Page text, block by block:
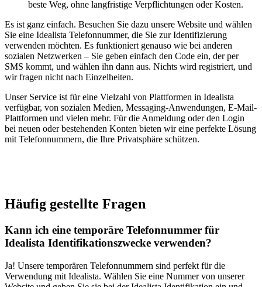
beste Weg, ohne langfristige Verpflichtungen oder Kosten.
Es ist ganz einfach. Besuchen Sie dazu unsere Website und wählen
Sie eine Idealista Telefonnummer, die Sie zur Identifizierung
verwenden möchten. Es funktioniert genauso wie bei anderen
sozialen Netzwerken – Sie geben einfach den Code ein, der per
SMS kommt, und wählen ihn dann aus. Nichts wird registriert, und
wir fragen nicht nach Einzelheiten.
Unser Service ist für eine Vielzahl von Plattformen in Idealista
verfügbar, von sozialen Medien, Messaging-Anwendungen, E-Mail-
Plattformen und vielen mehr. Für die Anmeldung oder den Login
bei neuen oder bestehenden Konten bieten wir eine perfekte Lösung
mit Telefonnummern, die Ihre Privatsphäre schützen.
Häufig gestellte Fragen
Kann ich eine temporäre Telefonnummer für
Idealista Identifikationszwecke verwenden?
Ja! Unsere temporären Telefonnummern sind perfekt für die
Verwendung mit Idealista. Wählen Sie eine Nummer von unserer